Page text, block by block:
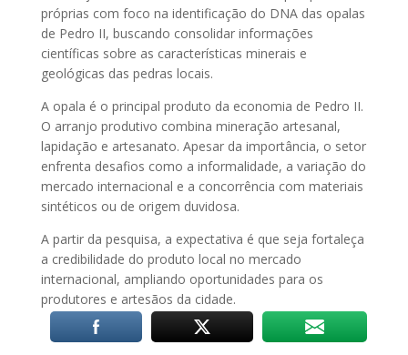
próprias com foco na identificação do DNA das opalas
de Pedro II, buscando consolidar informações
científicas sobre as características minerais e
geológicas das pedras locais.
A opala é o principal produto da economia de Pedro II.
O arranjo produtivo combina mineração artesanal,
lapidação e artesanato. Apesar da importância, o setor
enfrenta desafios como a informalidade, a variação do
mercado internacional e a concorrência com materiais
sintéticos ou de origem duvidosa.
A partir da pesquisa, a expectativa é que seja fortaleça
a credibilidade do produto local no mercado
internacional, ampliando oportunidades para os
produtores e artesãos da cidade.